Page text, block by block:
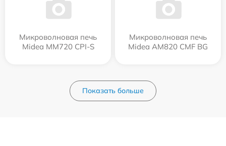
Микроволновая печь
Midea MM720 CPI-S
Микроволновая печь
Midea AM820 CMF BG
Показать больше